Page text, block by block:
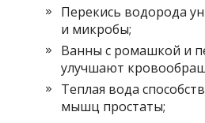
Перекись водорода
и микробы;
Ванны с ромашкой и
улучшают
Теплая вода
мышц простаты;